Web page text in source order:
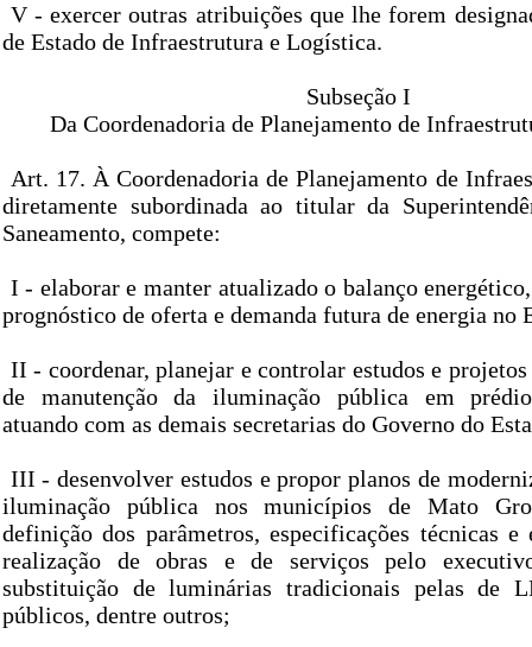
V - exercer outras atribuições que lhe forem
de Estado de Infraestrutura e Logística.
Subseção I
Da Coordenadoria de Planejamento de
Art. 17. À Coordenadoria de Planejamento de
diretamente subordinada ao titular da
Saneamento, compete:
I - elaborar e manter atualizado o balanço
prognóstico de oferta e demanda futura de energia no
II - coordenar, planejar e controlar estudos e
de manutenção da iluminação pública em
atuando com as demais secretarias do Governo do
III - desenvolver estudos e propor planos de
iluminação pública nos municípios de Mato
definição dos parâmetros, especificações técnicas e
realização de obras e de serviços pelo
substituição de luminárias tradicionais pelas de
públicos, dentre outros;